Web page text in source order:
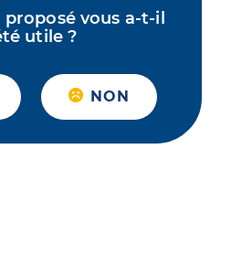
vous a-t-il
utile ?
NON